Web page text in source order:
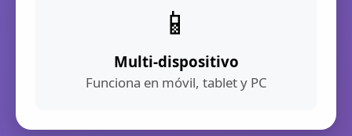
📱
Multi-dispositivo
Funciona en móvil, tablet y PC